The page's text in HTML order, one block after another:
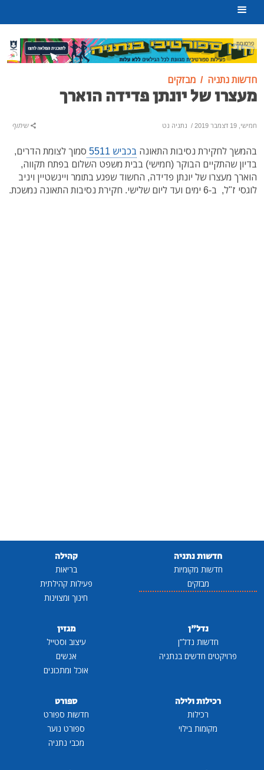
פרסומת
חדשות נתניה מבזקים
מעצרו של יונתן פדידה הוארך
חמישי, 19 דצמבר 2019 / נתניה נט שיתוף
בהמשך לחקירת נסיבות התאונה בכביש 5511
סמוך לצומת הדרים,
בדיון שהתקיים הבוקר (חמישי) בבית משפט השלום בפתח תקווה,
הוארך מעצרו של יונתן פדידה, החשוד שפגע בתומר ויינשטיין ויניב
לוגסי ז"ל, ב-6 ימים ועד ליום שלישי. חקירת נסיבות התאונה נמשכת.
חדשות נתניה
חדשות מקומיות
מבזקים
קהילה
בריאות
פעילות קהילתית
חינוך ומצוינות
נדל"ן
חדשות נדל"ן
פרויקטים חדשים בנתניה
מגזין
עיצוב וסטייל
אנשים
אוכל ומתכונים
רכילות ולילה
רכילות
מקומות בילוי
ספורט
חדשות ספורט
ספורט נוער
מכבי נתניה